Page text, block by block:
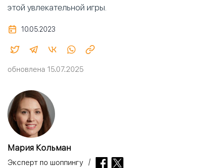
этой увлекательной игры.
10.05.2023
обновлена 15.07.2025
Мария Кольман
Эксперт по шоппингу